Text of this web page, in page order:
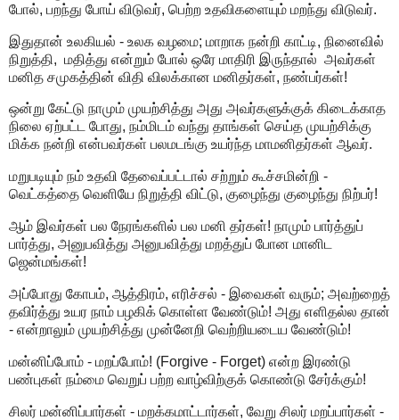
போல், பறந்து போய் விடுவர், பெற்ற உதவிகளையும் மறந்து விடுவர்.
இதுதான் உலகியல் - உலக வழமை; மாறாக நன்றி காட்டி, நினைவில்
நிறுத்தி, மதித்து என்றும் போல் ஒரே மாதிரி இருந்தால் அவர்கள்
மனித சமுகத்தின் விதி விலக்கான மனிதர்கள், நண்பர்கள்!
ஒன்று கேட்டு நாமும் முயற்சித்து அது அவர்களுக்குக் கிடைக்காத
நிலை ஏற்பட்ட போது, நம்மிடம் வந்து தாங்கள் செய்த முயற்சிக்கு
மிக்க நன்றி என்பவர்கள் பலமடங்கு உயர்ந்த மாமனிதர்கள் ஆவர்.
மறுபடியும் நம் உதவி தேவைப்பட்டால் சற்றும் கூச்சமின்றி -
வெட்கத்தை வெளியே நிறுத்தி விட்டு, குழைந்து குழைந்து நிற்பர்!
ஆம் இவர்கள் பல நேரங்களில் பல மனி தர்கள்! நாமும் பார்த்துப்
பார்த்து, அனுபவித்து அனுபவித்து மறத்துப் போன மானிட
ஜென்மங்கள்!
அப்போது கோபம், ஆத்திரம், எரிச்சல் - இவைகள் வரும்; அவற்றைத்
தவிர்த்து உயர நாம் பழகிக் கொள்ள வேண்டும்! அது எளிதல்ல தான்
- என்றாலும் முயற்சித்து முன்னேறி வெற்றியடைய வேண்டும்!
மன்னிப்போம் - மறப்போம்! (Forgive - Forget) என்ற இரண்டு
பண்புகள் நம்மை வெறுப் பற்ற வாழ்விற்குக் கொண்டு சேர்க்கும்!
சிலர் மன்னிப்பார்கள் - மறக்கமாட்டார்கள், வேறு சிலர் மறப்பார்கள் -